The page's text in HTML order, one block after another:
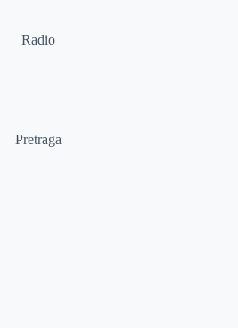
Radio
Pretraga